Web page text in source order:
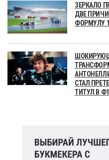
ЗЕРКАЛО
ДВЕ
ФОРМУЛУ
СТАЛ
ТИТУЛ В